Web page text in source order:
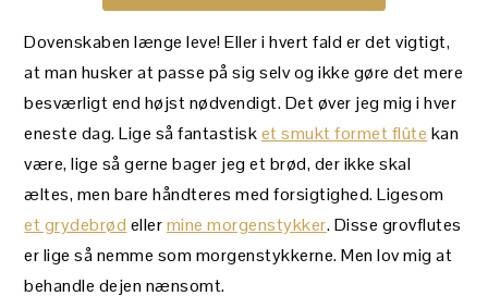
Dovenskaben længe leve! Eller i hvert fald er det vigtigt,
at man husker at passe på sig selv og ikke gøre det mere
besværligt end højst nødvendigt. Det øver jeg mig i hver
eneste dag. Lige så fantastisket smukt formet flûte kan
være, lige så gerne bager jeg et brød, der ikke skal
æltes, men bare håndteres med forsigtighed. Ligesom
et grydebrød ellermine morgenstykker. Disse grovflutes
er lige så nemme som morgenstykkerne. Men lov mig at
behandle dejen nænsomt.